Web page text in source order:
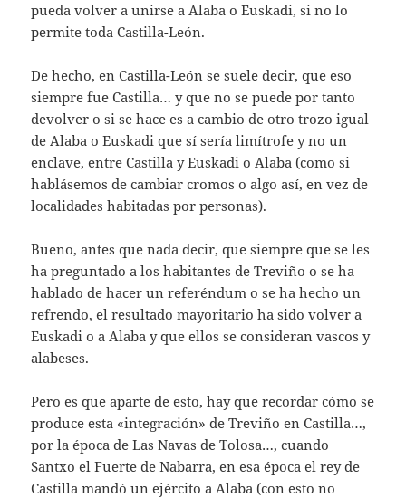
pueda volver a unirse a Alaba o Euskadi, si no lo
permite toda Castilla-León.
De hecho, en Castilla-León se suele decir, que eso
siempre fue Castilla… y que no se puede por tanto
devolver o si se hace es a cambio de otro trozo igual
de Alaba o Euskadi que sí sería limítrofe y no un
enclave, entre Castilla y Euskadi o Alaba (como si
hablásemos de cambiar cromos o algo así, en vez de
localidades habitadas por personas).
Bueno, antes que nada decir, que siempre que se les
ha preguntado a los habitantes de Treviño o se ha
hablado de hacer un referéndum o se ha hecho un
refrendo, el resultado mayoritario ha sido volver a
Euskadi o a Alaba y que ellos se consideran vascos y
alabeses.
Pero es que aparte de esto, hay que recordar cómo se
produce esta «integración» de Treviño en Castilla…,
por la época de Las Navas de Tolosa…, cuando
Santxo el Fuerte de Nabarra, en esa época el rey de
Castilla mandó un ejército a Alaba (con esto no